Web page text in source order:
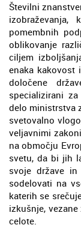
Številni
pomembnih
oblikovanje
ciljem
enaka kakovost
določene
specializirani
delo ministrstva
svetovalno
veljavnimi
na območju
svetu, da bi jih
svoje države
sodelovati na
katerih se
izkušnje,
celote.